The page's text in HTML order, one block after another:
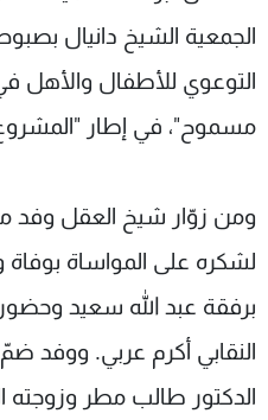
الجمعية الشيخ دانيال
التوعوي للأطفال
مسموح"، في إطار
ومن زوّار شيخ العقل وفد
لشكره على المواساة بوفاة
برفقة عبد الله سعيد
النقابي أكرم عربي. ووفد
الدكتور طالب مطر وزوجته